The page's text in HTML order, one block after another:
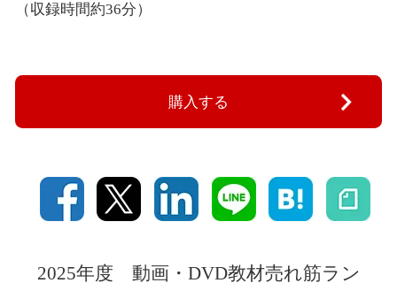
（収録時間約36分）
購入する
2025年度 動画・DVD教材売れ筋ラン